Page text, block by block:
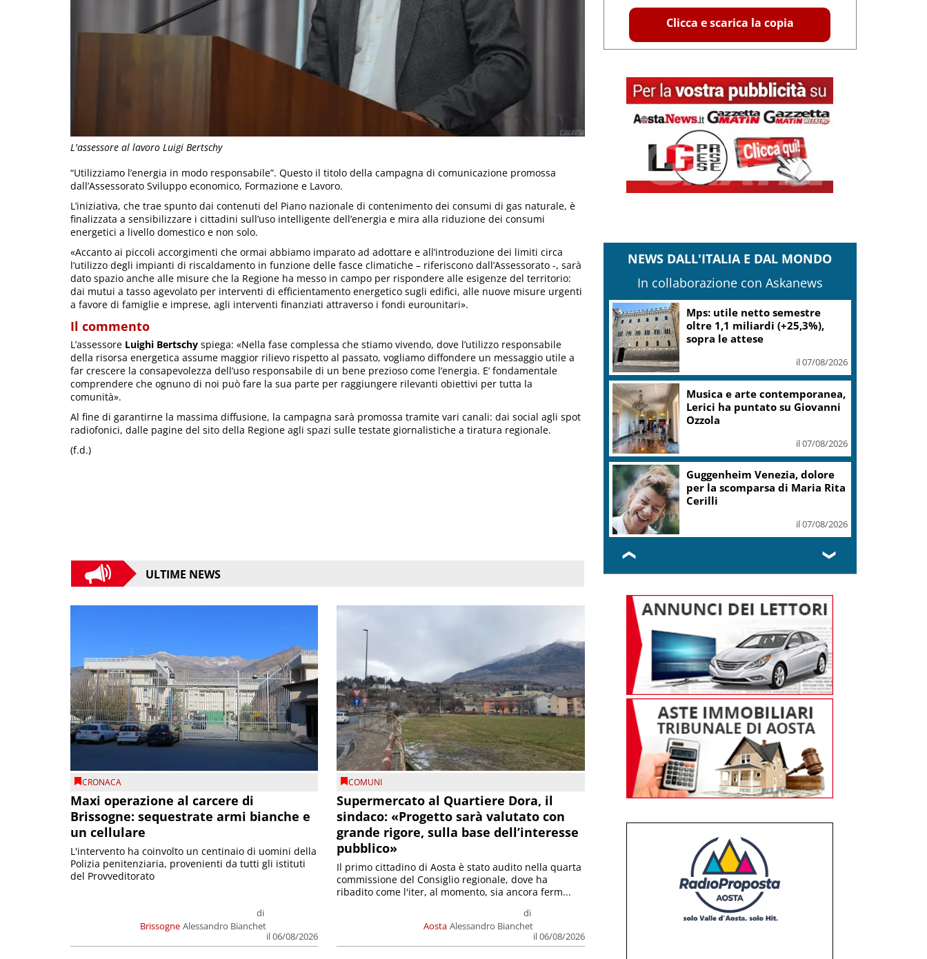
L'assessore al lavoro Luigi Bertschy
“Utilizziamo l’energia in modo responsabile”. Questo il titolo della campagna di comunicazione promossa
dall’Assessorato Sviluppo economico, Formazione e Lavoro.
L’iniziativa, che trae spunto dai contenuti del Piano nazionale di contenimento dei consumi di gas naturale, è
finalizzata a sensibilizzare i cittadini sull’uso intelligente dell’energia e mira alla riduzione dei consumi
energetici a livello domestico e non solo.
«Accanto ai piccoli accorgimenti che ormai abbiamo imparato ad adottare e all’introduzione dei limiti circa
l’utilizzo degli impianti di riscaldamento in funzione delle fasce climatiche – riferiscono dall’Assessorato -, sarà
dato spazio anche alle misure che la Regione ha messo in campo per rispondere alle esigenze del territorio:
dai mutui a tasso agevolato per interventi di efficientamento energetico sugli edifici, alle nuove misure urgenti
a favore di famiglie e imprese, agli interventi finanziati attraverso i fondi eurounitari».
Il commento
L’assessore Luighi Bertschy spiega: «Nella fase complessa che stiamo vivendo, dove l’utilizzo responsabile
della risorsa energetica assume maggior rilievo rispetto al passato, vogliamo diffondere un messaggio utile a
far crescere la consapevolezza dell’uso responsabile di un bene prezioso come l’energia. E’ fondamentale
comprendere che ognuno di noi può fare la sua parte per raggiungere rilevanti obiettivi per tutta la
comunità».
Al fine di garantirne la massima diffusione, la campagna sarà promossa tramite vari canali: dai social agli spot
radiofonici, dalle pagine del sito della Regione agli spazi sulle testate giornalistiche a tiratura regionale.
(f.d.)
ULTIME NEWS
CRONACA
Maxi operazione al carcere di
Brissogne: sequestrate armi bianche e
un cellulare
Brissogne
di
Alessandro Bianchet
il 06/08/2026
L'intervento ha coinvolto un centinaio di uomini della
Polizia penitenziaria, provenienti da tutti gli istituti
del Provveditorato
COMUNI
Supermercato al Quartiere Dora, il
sindaco: «Progetto sarà valutato con
grande rigore, sulla base dell’interesse
pubblico»
Aosta
di
Alessandro Bianchet
il 06/08/2026
Il primo cittadino di Aosta è stato audito nella quarta
commissione del Consiglio regionale, dove ha
ribadito come l'iter, al momento, sia ancora ferm...
Clicca e scarica la copia
NEWS DALL'ITALIA E DAL MONDO
In collaborazione con Askanews
Mps: utile netto semestre
oltre 1,1 miliardi (+25,3%),
sopra le attese
il 07/08/2026
Musica e arte contemporanea,
Lerici ha puntato su Giovanni
Ozzola
il 07/08/2026
Guggenheim Venezia, dolore
per la scomparsa di Maria Rita
Cerilli
il 07/08/2026
❮ ❯